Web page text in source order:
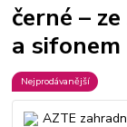
černé –
a sifonem
Nejprodávanější